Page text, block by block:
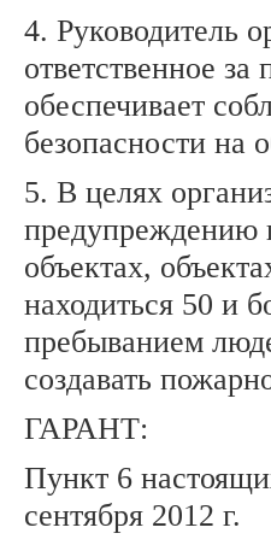
4. Руководитель
ответственное
обеспечивает
безопасности на
5. В целях
предупреждению
объектах,
находиться 50 и
пребыванием
создавать
ГАРАНТ:
Пункт 6
сентября 2012 г.